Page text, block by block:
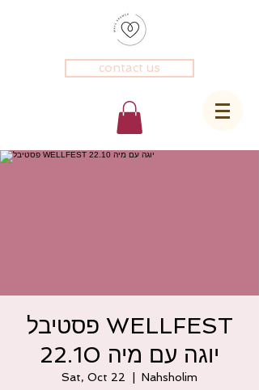
contact us
פסטיבל WELLFEST
22.10 יוגה עם מיה
Sat, Oct 22 Nahsholim